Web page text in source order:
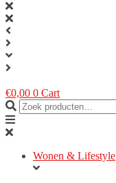
€0,00 0 Cart
Wonen & Lifestyle